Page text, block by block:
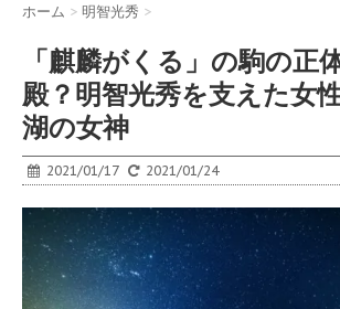
ホーム > 明智光秀 >
「麒麟がくる」の駒の正
殿？明智光秀を支えた女
湖の女神
2021/01/17 2021/01/24